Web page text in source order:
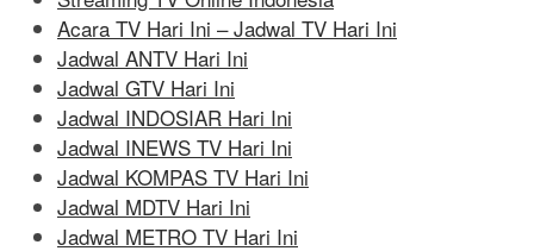
Acara TV Hari Ini – Jadwal TV Hari Ini
Jadwal ANTV Hari Ini
Jadwal GTV Hari Ini
Jadwal INDOSIAR Hari Ini
Jadwal INEWS TV Hari Ini
Jadwal KOMPAS TV Hari Ini
Jadwal MDTV Hari Ini
Jadwal METRO TV Hari Ini